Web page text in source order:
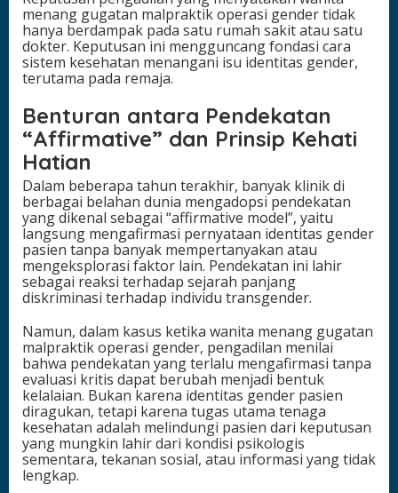
menang gugatan malpraktik operasi gender tidak
hanya berdampak pada satu rumah sakit atau satu
dokter. Keputusan ini mengguncang fondasi cara
sistem kesehatan menangani isu identitas gender,
terutama pada remaja.
Benturan antara Pendekatan
“Affirmative” dan Prinsip Kehati
Hatian
Dalam beberapa tahun terakhir, banyak klinik di
berbagai belahan dunia mengadopsi pendekatan
yang dikenal sebagai “affirmative model”, yaitu
langsung mengafirmasi pernyataan identitas gender
pasien tanpa banyak mempertanyakan atau
mengeksplorasi faktor lain. Pendekatan ini lahir
sebagai reaksi terhadap sejarah panjang
diskriminasi terhadap individu transgender.
Namun, dalam kasus ketika wanita menang gugatan
malpraktik operasi gender, pengadilan menilai
bahwa pendekatan yang terlalu mengafirmasi tanpa
evaluasi kritis dapat berubah menjadi bentuk
kelalaian. Bukan karena identitas gender pasien
diragukan, tetapi karena tugas utama tenaga
kesehatan adalah melindungi pasien dari keputusan
yang mungkin lahir dari kondisi psikologis
sementara, tekanan sosial, atau informasi yang tidak
lengkap.